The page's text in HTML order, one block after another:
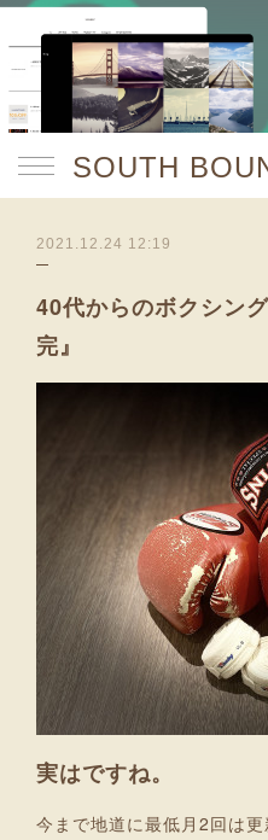
2021.12.24 12:19
40代からのボクシン
完』
実はですね。
今まで地道に最低月2回は更